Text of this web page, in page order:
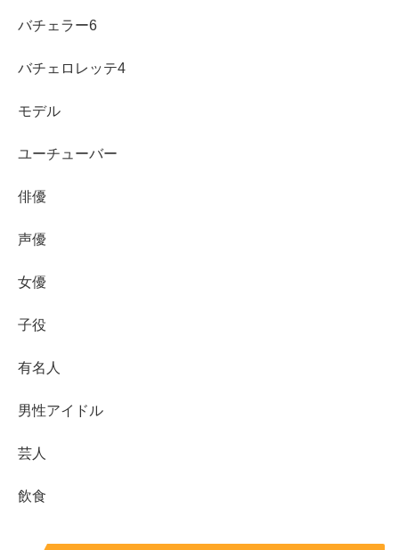
に感じられます。
所属事務所はプラチナムプロダクションで、女優、モデ
作品だけでなく、モデルとしての魅力も持つマルチな存在
名
工藤美桜
生
月
出
地
液
A型
身
趣
バチェラー6
バチェロレッテ4
モデル
ユーチューバー
俳優
声優
女優
子役
有名人
男性アイドル
芸人
飲食